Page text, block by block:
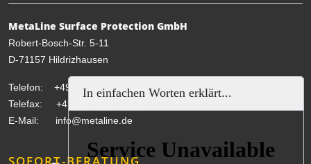
MetaLine Surface Protection GmbH
Robert-Bosch-Str. 5-11
D-71157 Hildrizhausen
Telefon: +49 (0) 7034 31000
Telefax: +49 (0) 7034 31005
E-Mail: info@metaline.de
SOFORT-BERATUNG
In einfachen Worten erklärt...